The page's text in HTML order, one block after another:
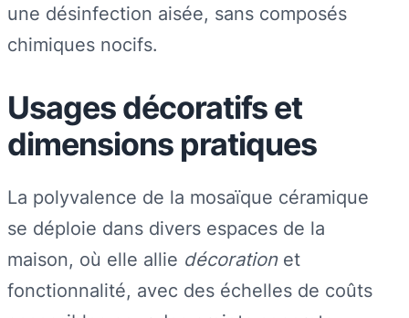
une désinfection aisée, sans composés
chimiques nocifs.
Usages décoratifs et
dimensions pratiques
La polyvalence de la mosaïque céramique
se déploie dans divers espaces de la
maison, où elle allie décorationet
fonctionnalité, avec des échelles de coûts